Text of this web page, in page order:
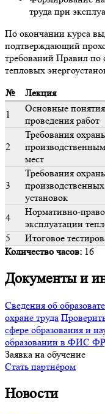
труда при
По окончании курса
подтверждающий
требований Правил по
тепловых
№
Лекция
1
Основные
проведения работ
2
Требования
мест
3
Требования
установок
4
Нормативно-
эксплуатации
5
Итоговое
Количество часов: 16
Документы и
Сведения об
охране труда
сфере образования и
образовании в ФИС
Заявка на обучение
Стать партнёром
Новости